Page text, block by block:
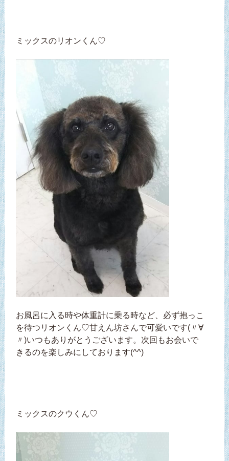
ミックスのリオンくん♡
お風呂に入る時や体重計に乗る時など、必ず抱っこ
を待つリオンくん♡甘えん坊さんで可愛いです(〃∀
〃)いつもありがとうございます。次回もお会いで
きるのを楽しみにしております(^^)
ミックスのクウくん♡